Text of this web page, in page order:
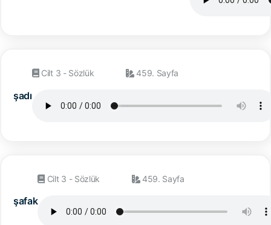
şadı
Cilt 3 - Sözlük 459. Sayfa
şafak
Cilt 3 - Sözlük 459. Sayfa